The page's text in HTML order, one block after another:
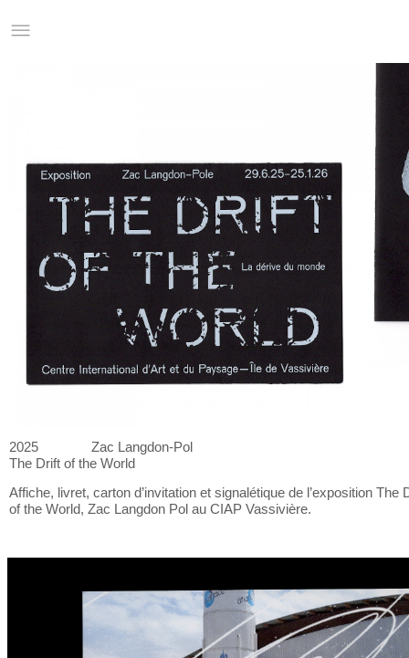
2025
Zac Langdon-Pol
The Drift of the World
Affiche, livret, carton d’invitation et signalétique de l’exposition The
of the World, Zac Langdon Pol au CIAP Vassivière.